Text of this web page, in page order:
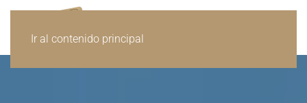
Ir al contenido principal